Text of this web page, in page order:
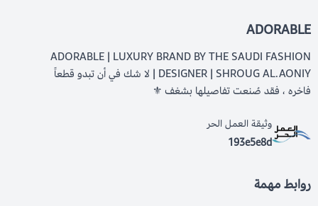
ADORABLE
ADORABLE | LUXURY BRAND BY THE SAUDI FASHION
DESIGNER | SHROUG AL.AONIY | لا شك في أن تبدو قطعاً
فاخره ، فقد صُنعت تفاصيلها بشغف ⚜️
وثيقة العمل الحر
193e5e8d
روابط مهمة